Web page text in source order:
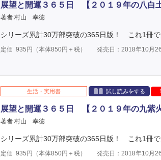
展望と開運３６５日 【２０１９年の八白土
著者 村山 幸徳
シリーズ累計30万部突破の365日版！ これ1冊で
定価 935 円（本体850円＋税） 発売日：2018年10月
生活・実用書 試し読みをする
展望と開運３６５日 【２０１９年の九紫火
著者 村山 幸徳
シリーズ累計30万部突破の365日版！ これ1冊で
定価 935 円（本体850円＋税） 発売日：2018年10月